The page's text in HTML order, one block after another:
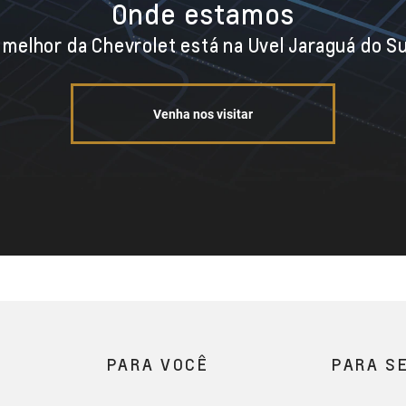
Onde estamos
melhor da Chevrolet está na Uvel Jaraguá do
Venha nos visitar